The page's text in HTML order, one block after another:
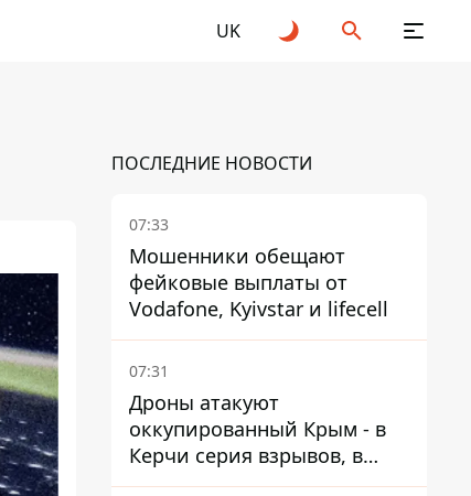
UK
ПОСЛЕДНИЕ НОВОСТИ
07:33
Мошенники обещают
фейковые выплаты от
Vodafone, Kyivstar и lifecell
07:31
Дроны атакуют
оккупированный Крым - в
Керчи серия взрывов, в
Феодосии пожар